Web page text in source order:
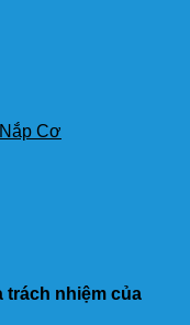
Cơ
trách nhiệm của